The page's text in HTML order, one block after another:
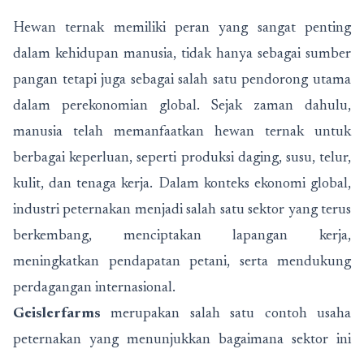
Hewan ternak memiliki peran yang sangat penting
dalam kehidupan manusia, tidak hanya sebagai sumber
pangan tetapi juga sebagai salah satu pendorong utama
dalam perekonomian global. Sejak zaman dahulu,
manusia telah memanfaatkan hewan ternak untuk
berbagai keperluan, seperti produksi daging, susu, telur,
kulit, dan tenaga kerja. Dalam konteks ekonomi global,
industri peternakan menjadi salah satu sektor yang terus
berkembang, menciptakan lapangan kerja,
meningkatkan pendapatan petani, serta mendukung
perdagangan internasional.
Geislerfarms merupakan salah satu contoh usaha
peternakan yang menunjukkan bagaimana sektor ini